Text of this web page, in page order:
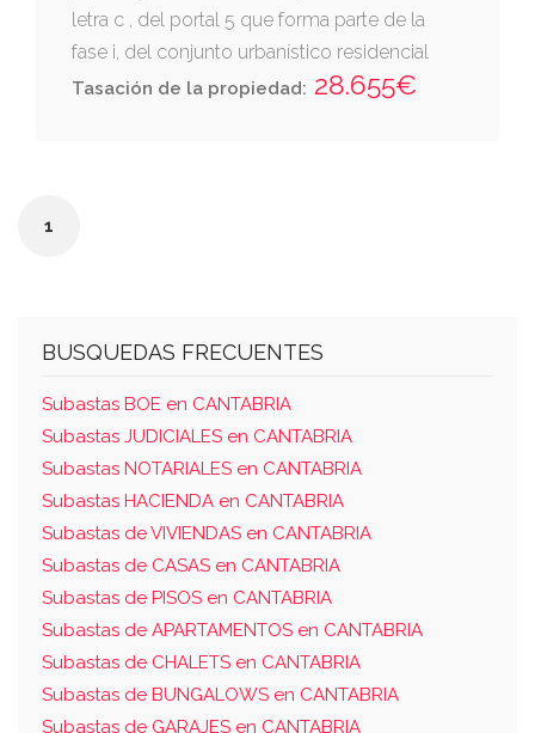
letra c , del portal 5 que forma parte de la
fase i, del conjunto urbanístico residencial
amanecer en ampuero. ocupa noventa y
vivienda letra a de la planta primera del portal
su mismo portal.
Tasación de la propiedad: 28.655€
1
BUSQUEDAS FRECUENTES
Subastas BOE en CANTABRIA
Subastas JUDICIALES en CANTABRIA
Subastas NOTARIALES en CANTABRIA
Subastas HACIENDA en CANTABRIA
Subastas de VIVIENDAS en CANTABRIA
Subastas de CASAS en CANTABRIA
Subastas de PISOS en CANTABRIA
Subastas de APARTAMENTOS en CANTABRIA
Subastas de CHALETS en CANTABRIA
Subastas de BUNGALOWS en CANTABRIA
Subastas de GARAJES en CANTABRIA